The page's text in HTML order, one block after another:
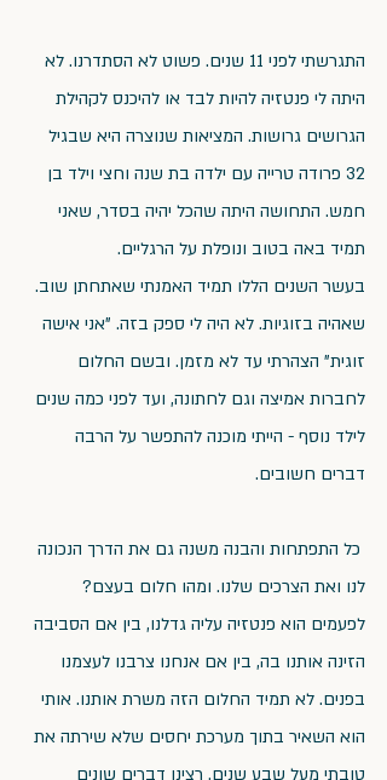
התגרשתי לפני 11 שנים. פשוט לא הסתדרנו. לא
היתה לי פנטזיה להיות לבד או להיכנס לקהילת
הגרושים גרושות. המציאות שנוצרה היא שבגיל
32 פרודה טרייה עם ילדה בת שנה וחצי וילד בן
חמש. התחושה היתה שהכל יהיה בסדר, שאני
תמיד באה בטוב ונופלת על הרגליים.
בעשר השנים הללו תמיד האמנתי שאתחתן שוב.
שאהיה בזוגיות. לא היה לי ספק בזה. "אני אישה
זוגית" הצהרתי עד לא מזמן. ובשם החלום
לחברות אמיצה וגם לחתונה, ועד לפני כמה שנים
לילד נוסף - הייתי מוכנה להתפשר על הרבה
דברים חשובים.
כל התפתחות והבנה משנה גם את הדרך הנכונה
לנו ואת הצרכים שלנו. ומהו חלום בעצם?
לפעמים הוא פנטזיה עליה גדלנו, בין אם הסביבה
הזינה אותנו בה, בין אם אנחנו צרבנו לעצמנו
בפנים. לא תמיד החלום הזה משרת אותנו. אותי
הוא השאיר בתוך מערכת יחסים שלא שירתה את
טובתי מעל שבע שנים. רצינו דברים שונים